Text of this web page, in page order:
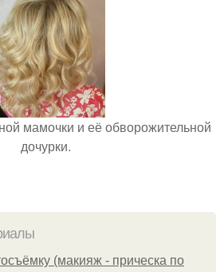
мамочки и её обворожительной
дочурки.
(макияж - прическа по